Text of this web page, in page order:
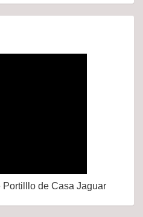
Portilllo de Casa Jaguar